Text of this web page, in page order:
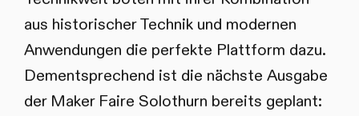
aus historischer Technik und modernen
Anwendungen die perfekte Plattform dazu.
Dementsprechend ist die nächste Ausgabe
der Maker Faire Solothurn bereits geplant: